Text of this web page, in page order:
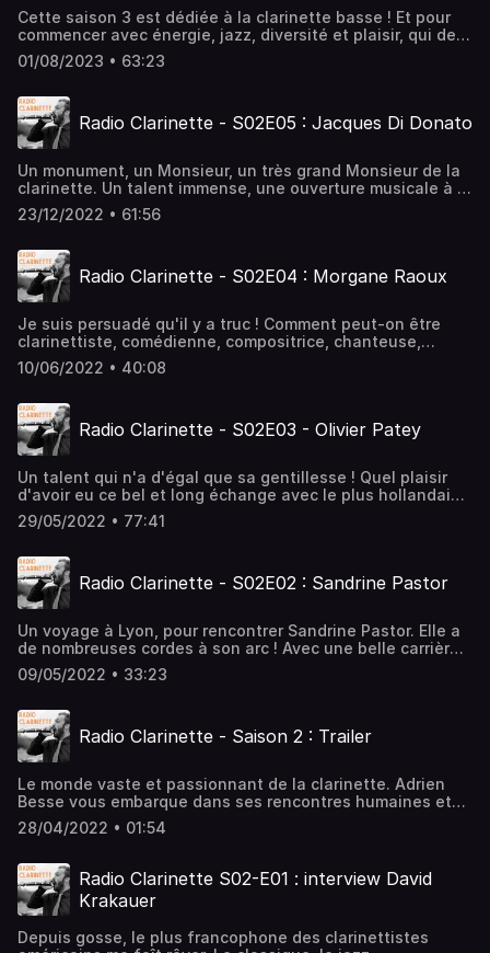
d'informations.
Cette saison 3 est dédiée à la clarinette basse ! Et pour
commencer avec énergie, jazz, diversité et plaisir, qui de
mieux que le grand Thomas Savy ?! Il nous parle
passionnément de sa vie, de sa musique, de sa vision des
Jenny-Clark, Richard Vieille ou Jean-Marc Volta, parle de
ses rencontres avec Pierrick Pedron, Yann Martin ou la
famille SELMER, conte ses souvenirs avec Mozart, Miles
Audiomeans. Visitez audiomeans.fr/politique-de-
confidentialite pour plus d'informations.
01/08/2023 • 63:23
Radio Clarinette - S02E05 : Jacques Di Donato
Un monument, un Monsieur, un très grand Monsieur de la
clarinette. Un talent immense, une ouverture musicale à la
hauteur de son ouverture d'esprit, tout ceci se cache bien
derrière la barbe légendaire de Jacques Di Donato. Une
dévoiler du haut de ses 80 ans.Hébergé par Audiomeans.
Visitez audiomeans.fr/politique-de-confidentialite pour
plus d'informations.
23/12/2022 • 61:56
Radio Clarinette - S02E04 : Morgane Raoux
Je suis persuadé qu'il y a truc ! Comment peut-on être
clarinettiste, comédienne, compositrice, chanteuse,
spécialisée dans les spectacles pour enfants, directrice
de sa propre compagnie, et maintenant écrivaine ? Et
brio, d'une main de maître(sse) !Hébergé par Audiomeans.
Visitez audiomeans.fr/politique-de-confidentialite pour
plus d'informations.
10/06/2022 • 40:08
Radio Clarinette - S02E03 - Olivier Patey
Un talent qui n'a d'égal que sa gentillesse ! Quel plaisir
d'avoir eu ce bel et long échange avec le plus hollandais
des français. Plus d'une heure à écouter Olivier Patey,
clarinette solo d'un des meilleurs orchestres du monde,
Conservatoire de La Haye, son parcours pour en arriver
jusque là est passionnant. Hébergé par Audiomeans.
Visitez audiomeans.fr/politique-de-confidentialite pour
29/05/2022 • 77:41
Radio Clarinette - S02E02 : Sandrine Pastor
Un voyage à Lyon, pour rencontrer Sandrine Pastor. Elle a
de nombreuses cordes à son arc ! Avec une belle carrière
en orchestre et en enseignement, elle a également créé
un très bel événement dans la région lyonnaise autour de
niveaux. Hébergé par Audiomeans. Visitez
audiomeans.fr/politique-de-confidentialite pour plus
d'informations.
09/05/2022 • 33:23
Radio Clarinette - Saison 2 : Trailer
Le monde vaste et passionnant de la clarinette. Adrien
Besse vous embarque dans ses rencontres humaines et
musicales, ses questions et ses tentatives de réponses
autour de cet instrument riche et incroyable. Hébergé par
confidentialite pour plus d'informations.
28/04/2022 • 01:54
Radio Clarinette S02-E01 : interview David
Krakauer
Depuis gosse, le plus francophone des clarinettistes